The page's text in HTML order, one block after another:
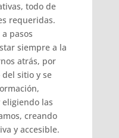
todo de
requeridas.
pasos
siempre a la
atrás, por
sitio y se
las
creando
y accesible.